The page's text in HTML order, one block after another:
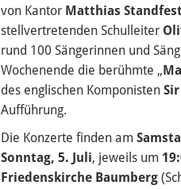
von Kantor Matthias Standfest
stellvertretenden Schulleiter
rund 100 Sängerinnen und
Wochenende die berühmte „
des englischen Komponisten
Aufführung.
Die Konzerte finden am
Sonntag, 5. Juli, jeweils um
Friedenskirche Baumberg